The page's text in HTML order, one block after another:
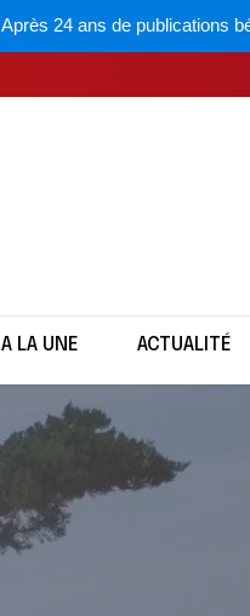
Après 24 ans de publications
A LA UNE ACTUALITÉ